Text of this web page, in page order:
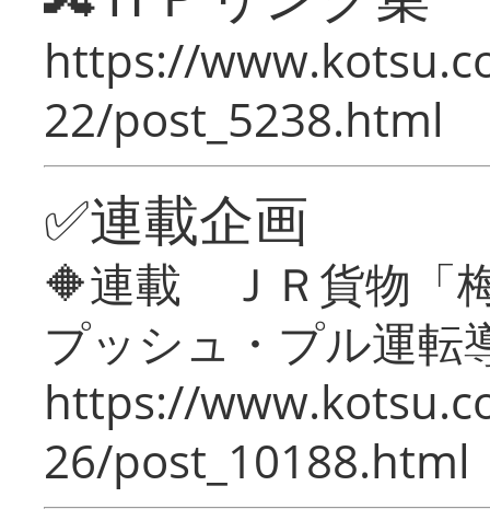
https://
22/post_5238.html
✅連載企画
🔶連載 ＪＲ貨物「
プッシュ・プル運転
https://
26/post_10188.html